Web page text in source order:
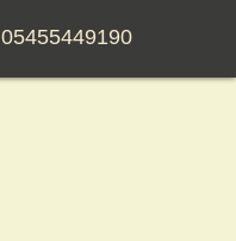
05455449190